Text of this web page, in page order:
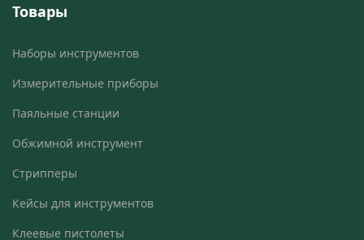
Товары
Наборы инструментов
Измерительные приборы
Паяльные станции
Обжимной инструмент
Стрипперы
Кейсы для инструментов
Клеевые пистолеты